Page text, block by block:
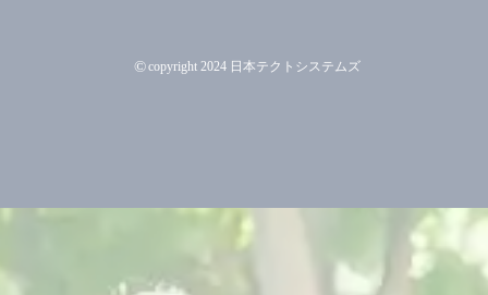
©copyright 2024 日本テクトシステムズ